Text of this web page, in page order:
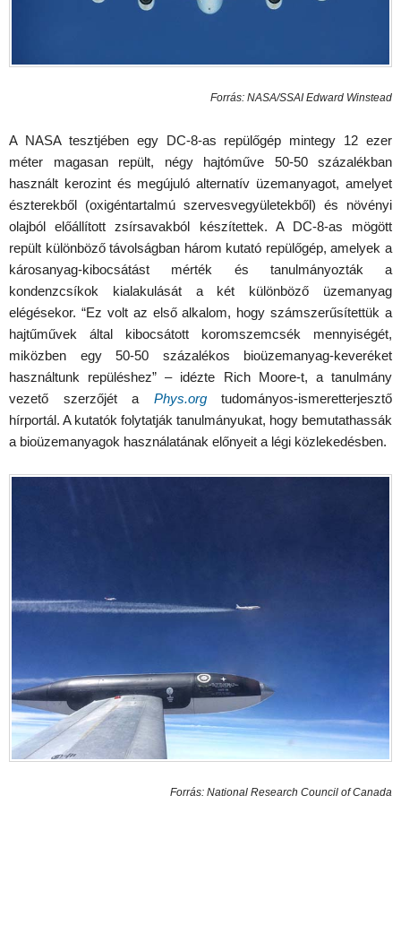
Forrás: NASA/SSAI Edward Winstead
A NASA tesztjében egy DC-8-as repülőgép mintegy 12 ezer
méter magasan repült, négy hajtóműve 50-50 százalékban
használt kerozint és megújuló alternatív üzemanyagot, amelyet
észterekből (oxigéntartalmú szervesvegyületekből) és növényi
olajból előállított zsírsavakból készítettek. A DC-8-as mögött
repült különböző távolságban három kutató repülőgép, amelyek a
károsanyag-kibocsátást mérték és tanulmányozták a
kondenzcsíkok kialakulását a két különböző üzemanyag
elégésekor. “Ez volt az első alkalom, hogy számszerűsítettük a
hajtűművek által kibocsátott koromszemcsék mennyiségét,
miközben egy 50-50 százalékos bioüzemanyag-keveréket
használtunk repüléshez” – idézte Rich Moore-t, a tanulmány
vezető szerzőjét a Phys.org
tudományos-ismeretterjesztő
hírportál. A kutatók folytatják tanulmányukat, hogy bemutathassák
a bioüzemanyagok használatának előnyeit a légi közlekedésben.
Forrás: National Research Council of Canada